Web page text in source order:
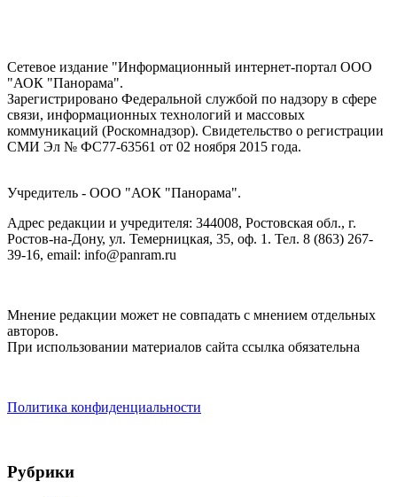
Сетевое издание "Информационный интернет-портал ООО
"АОК "Панорама".
Зарегистрировано Федеральной службой по надзору в сфере
связи, информационных технологий и массовых
коммуникаций (Роскомнадзор). Cвидетельство о регистрации
СМИ Эл № ФС77-63561 от 02 ноября 2015 года.
Учредитель - ООО "АОК "Панорама".
Адрес редакции и учредителя: 344008, Ростовская обл., г.
Ростов-на-Дону, ул. Темерницкая, 35, оф. 1. Тел. 8 (863) 267-
39-16, email: info@panram.ru
Мнение редакции может не совпадать с мнением отдельных
авторов.
При использовании материалов сайта ссылка обязательна
Политика конфиденциальности
Рубрики